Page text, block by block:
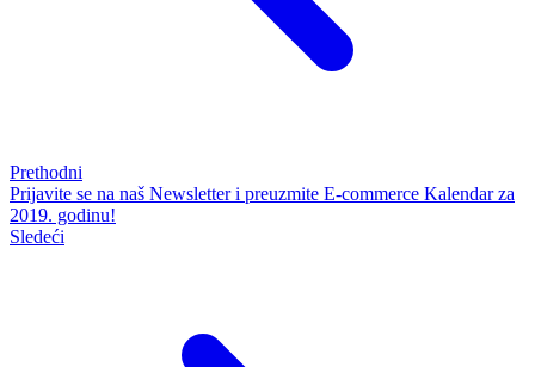
Prethodni
Prijavite se na naš Newsletter i preuzmite E-commerce Kalendar za
2019. godinu!
Sledeći